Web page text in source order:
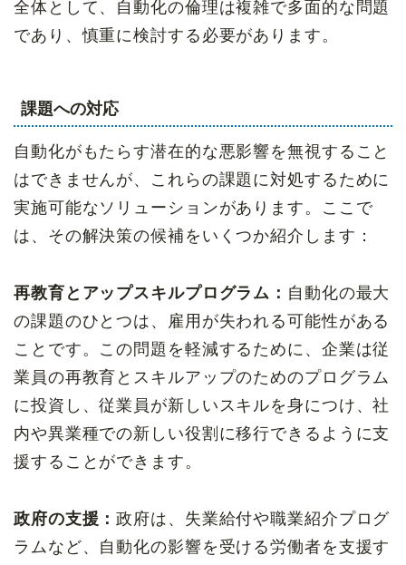
全体として、自動化の倫理は複雑で多面的な問題
であり、慎重に検討する必要があります。
課題への対応
自動化がもたらす潜在的な悪影響を無視すること
はできませんが、これらの課題に対処するために
実施可能なソリューションがあります。ここで
は、その解決策の候補をいくつか紹介します：
再教育とアップスキルプログラム： 自動化の最大
の課題のひとつは、雇用が失われる可能性がある
ことです。この問題を軽減するために、企業は従
業員の再教育とスキルアップのためのプログラム
に投資し、従業員が新しいスキルを身につけ、社
内や異業種での新しい役割に移行できるように支
援することができます。
政府の支援：政府は、失業給付や職業紹介プログ
ラムなど、自動化の影響を受ける労働者を支援す